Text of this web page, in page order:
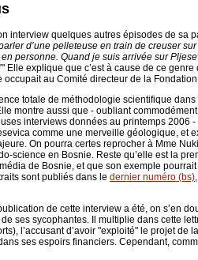
interview quelques autres épisodes de sa
d’une pelleteuse en train de creuser
personne. Quand je suis arrivée sur
" Elle explique que c’est à cause de ce
occupait au Comité directeur de la
totale de méthodologie scientifique
montre aussi que - oubliant
interviews données au printemps 2006
comme une merveille géologique,
On pourra certes reprocher à Mme
science en Bosnie. Reste qu’elle est la
de Bosnie, et que son exemple
sont publiés dans le dernier numéro (bs)
de cette interview a été, on s’en
ses sycophantes. Il multiplie dans cette
l’accusant d’avoir "exploité" le projet
ses espoirs financiers. Cependant,